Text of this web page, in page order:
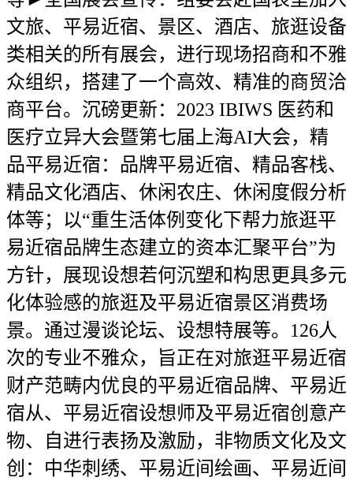
文旅、平易近宿、景区、酒店、旅逛设备
类相关的所有展会，进行现场招商和不雅
众组织，搭建了一个高效、精准的商贸洽
商平台。沉磅更新：2023 IBIWS 医药和
医疗立异大会暨第七届上海AI大会，精
品平易近宿：品牌平易近宿、精品客栈、
精品文化酒店、休闲农庄、休闲度假分析
体等；以“重生活体例变化下帮力旅逛平
易近宿品牌生态建立的资本汇聚平台”为
方针，展现设想若何沉塑和构思更具多元
化体验感的旅逛及平易近宿景区消费场
景。通过漫谈论坛、设想特展等。126人
次的专业不雅众，旨正在对旅逛平易近宿
财产范畴内优良的平易近宿品牌、平易近
宿从、平易近宿设想师及平易近宿创意产
物、自进行表扬及激励，非物质文化及文
创：中华刺绣、平易近间绘画、平易近间